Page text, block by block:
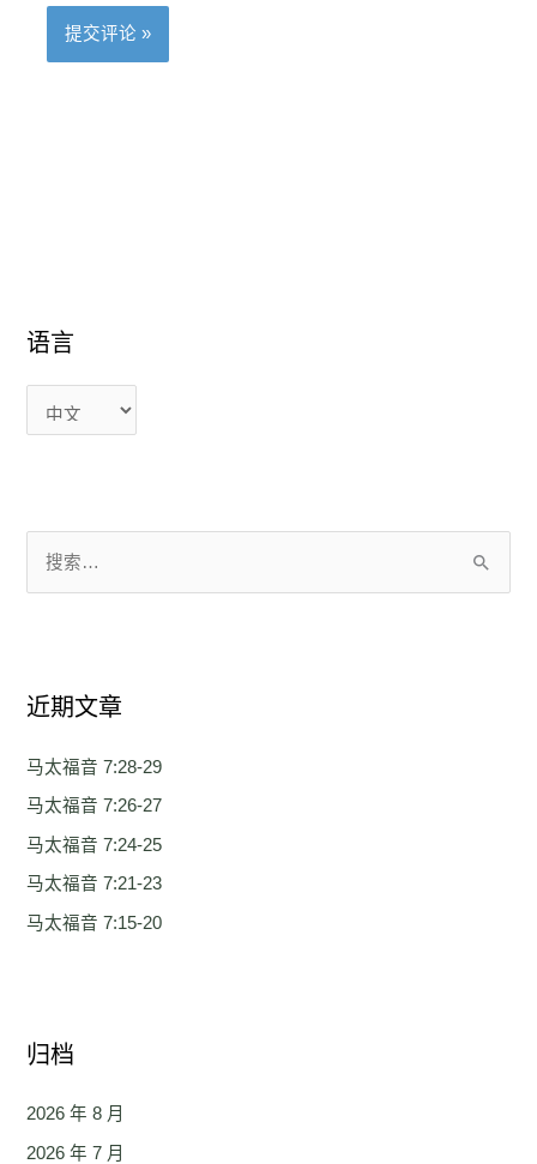
语言
言
近期文章
马太福音 7:28-29
马太福音 7:26-27
马太福音 7:24-25
马太福音 7:21-23
马太福音 7:15-20
归档
2026 年 8 月
2026 年 7 月
言